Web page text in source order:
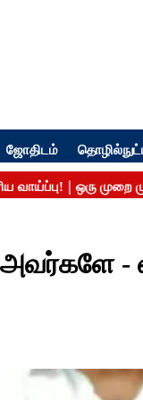
ஜோதிடம்
அவர்களே -